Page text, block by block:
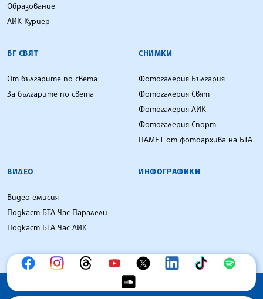
Образование
ЛИК Куриер
БГ СВЯТ
От българите по света
За българите по света
СНИМКИ
Фотогалерия България
Фотогалерия Свят
Фотогалерия ЛИК
Фотогалерия Спорт
ПАМЕТ от фотоархива на БТА
ВИДЕО
Видео емисия
Подкаст БТА Час Паралели
Подкаст БТА Час ЛИК
ИНФОГРАФИКИ